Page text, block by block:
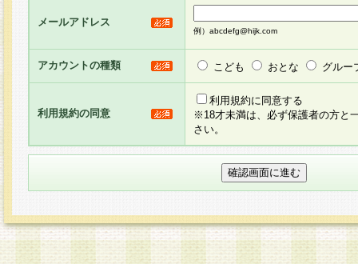
し、その結果を当社が集計・分析その他の利用を
るものです。なお、本サービスは、それぞれの目
員に対して本サービスの依頼を行うこともあり、
た全ての会員に対して本サービスの依頼をすると
りま す。
3.当社は、会員の事前の承諾を得ることなく、当
方 法・手段にて、本規約を任意に制定、変更ま
きるものとします。改定後の本規約等は、本規約
に掲示したときに、その 他の諸規定については
てその効力を生じるものとします。
4.本規約は、会員登録希望者による会員登録手続
メールアドレス
例）abcdefg@hijk.com
アカウントの種類 こども おとな グルー
利用規約の同意
利用規約に同意する
※18才未満は、必ず保護者の方と
さい。